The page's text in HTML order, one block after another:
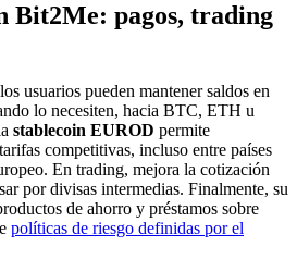
Bit2Me: pagos, trading
usuarios pueden mantener saldos en
lo necesiten, hacia BTC, ETH u
stablecoin EUROD permite
competitivas, incluso entre países
En trading, mejora la cotización
por divisas intermedias. Finalmente, su
de ahorro y préstamos sobre
políticas de riesgo definidas por el